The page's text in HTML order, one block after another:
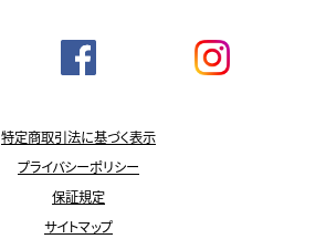
特定商取引法に基づく表示
プライバシーポリシー
保証規定
サイトマップ